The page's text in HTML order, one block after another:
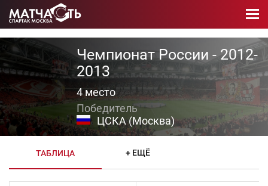
Чемпионат России - 2012-
2013
4 место
ЦСКА (Москва)
ТАБЛИЦА + ЕЩЁ